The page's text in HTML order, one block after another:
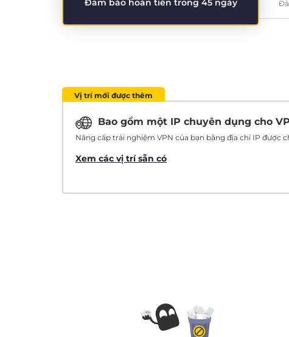
Vị trí mới được thêm
Bao gồm một IP chuyên dụng cho
Nâng cấp trải nghiệm VPN của bạn bằng địa chỉ IP được
Xem các vị trí sẵn có